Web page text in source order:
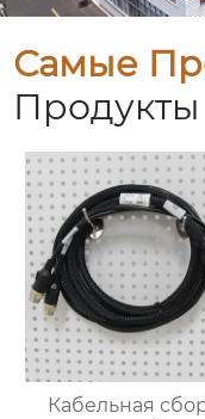
Самые
Продукты
Кабельная